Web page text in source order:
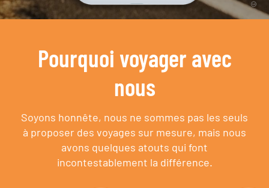
Pourquoi voyager avec
nous
Soyons honnête, nous ne sommes pas les seuls
à proposer des voyages sur mesure, mais nous
avons quelques atouts qui font
incontestablement la différence.